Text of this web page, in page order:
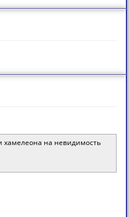
хамелеона на невидимость